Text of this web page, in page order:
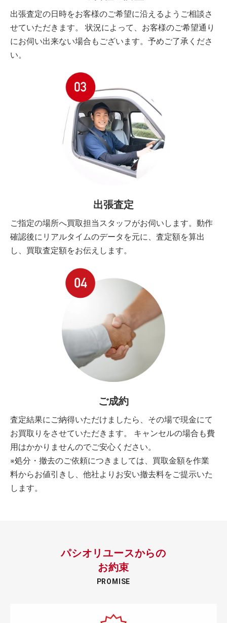
出張査定の日時をお客様のご希望に沿えるようご相談さ
せていただきます。 状況によって、お客様のご希望通り
にお伺い出来ない場合もございます。予めご了承くださ
い。
出張査定
ご指定の場所へ買取担当スタッフがお伺いします。動作
確認後にリアルタイムのデータを元に、査定額を算出
し、買取査定額をお伝えします。
ご成約
査定結果にご納得いただけましたら、その場で現金にて
お買取りをさせていただきます。 キャンセルの場合も費
用はかかりませんのでご安心ください。
※処分・撤去のご依頼につきましては、買取金額を作業
料からお値引きし、他社よりお安い撤去料をご提示いた
します。
パシオリユースからの
お約束
PROMISE